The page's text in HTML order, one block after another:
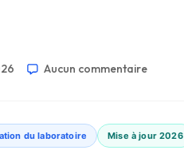
Aucun commentaire
du laboratoire Mise à jour 2026